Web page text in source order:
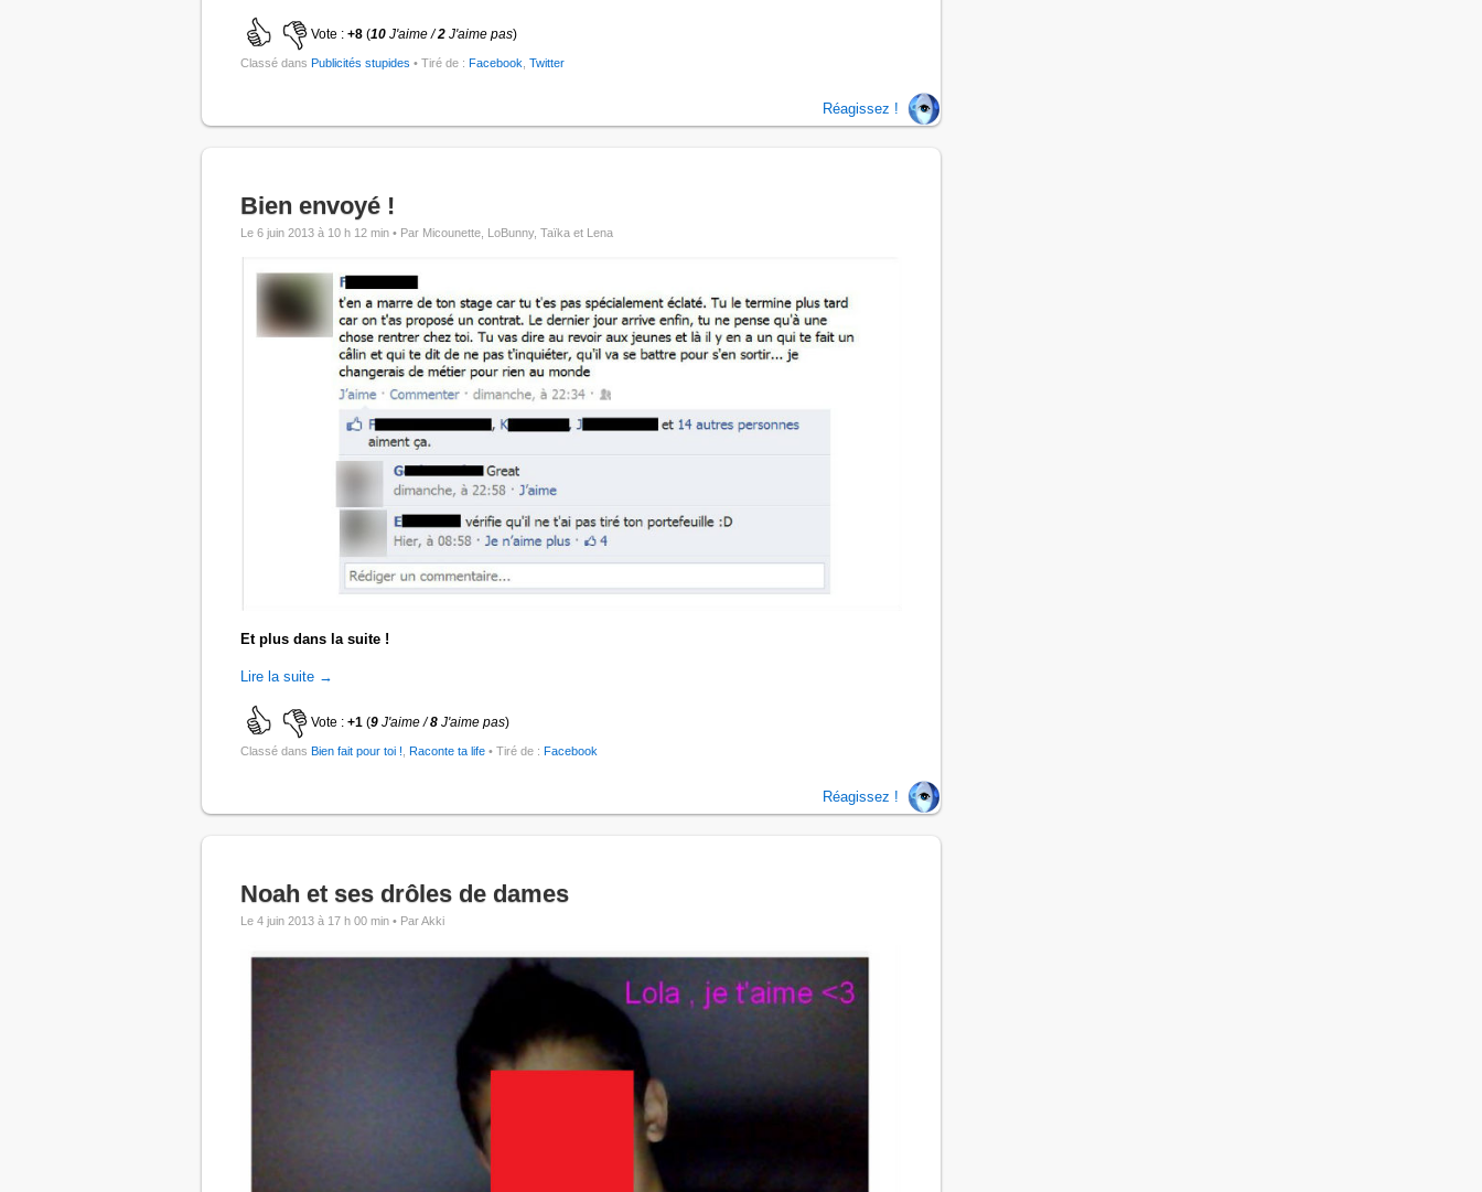
Vote : +8 (10 J'aime /2 J'aime pas)
Classé dans Publicités stupides • Tiré de : Facebook Twitter
Réagissez !
Bien envoyé !
Le 6 juin 2013 à 10 h 12 min • Par Micounette, LoBunny, Taïka et Lena
Et plus dans la suite !
Lire la suite →
Vote : +1 (9 J'aime /8 J'aime pas)
Classé dans Bien fait pour toi ! Raconte ta life • Tiré de : Facebook
Réagissez !
Noah et ses drôles de dames
Le 4 juin 2013 à 17 h 00 min • Par Akki